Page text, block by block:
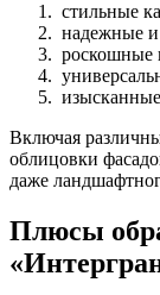
стильные
надежные
роскошные
Включая
облицовки
даже
Плюсы